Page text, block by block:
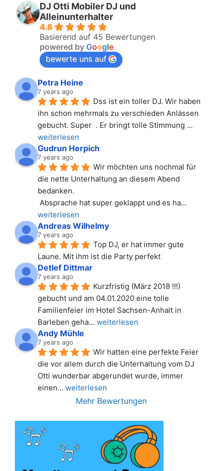
DJ Otti Mobiler DJ und
Alleinunterhalter
4.8
Basierend auf 45 Bewertungen
powered by Google
bewerte uns auf
Petra Heine
7 years ago
Dss ist ein toller DJ. Wir haben
ihn schon mehrmals zu verschieden Anlässen
gebucht. Super  . Er bringt tolle Stimmung
weiterlesen
Gudrun Herpich
7 years ago
Wir möchten uns nochmal für
die nette Unterhaltung an diesem Abend
bedanken.
Absprache hat super geklappt und es ha
weiterlesen
Andreas Wilhelmy
7 years ago
Top DJ, er hat immer gute
Laune. Mit ihm ist die Party perfekt
Detlef Dittmar
7 years ago
Kurzfristig (März 2018 !!!)
gebucht und am 04.01.2020 eine tolle
Familienfeier im Hotel Sachsen-Anhalt in
Barleben geha... weiterlesen
Andy Mühle
7 years ago
Wir hatten eine perfekte Feier
die vor allem durch die Unterhaltung vom DJ
Otti wunderbar abgerundet wurde, immer
einen... weiterlesen
Mehr Bewertungen